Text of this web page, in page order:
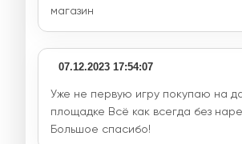
магазин
07.12.2023 17:54:07
Уже не первую игру покупаю на
площадке Всё как всегда без
Большое спасибо!